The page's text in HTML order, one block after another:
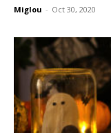
Miglou - Oct 30, 2020